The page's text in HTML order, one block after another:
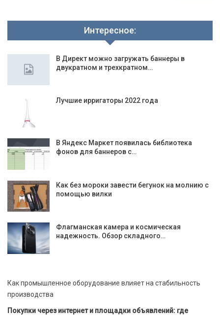
Интересное:
В Директ можно загружать баннеры в
двукратном и трехкратном…
Лучшие ирригаторы 2022 года
В Яндекс Маркет появилась библиотека
фонов для баннеров с…
Как без мороки завести бегунок на молнию с
помощью вилки
Флагманская камера и космическая
надежность. Обзор складного…
Как промышленное оборудование влияет на стабильность
производства
Покупки через интернет и площадки объявлений: где